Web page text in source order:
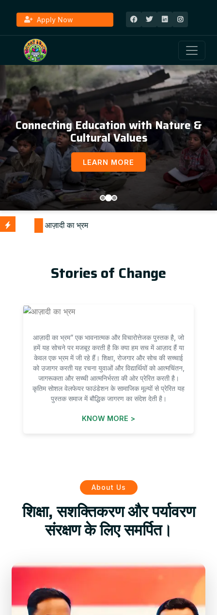
Apply Now
Connecting Education with Nature &
Cultural Values
LEARN MORE
Stories of Change
आज़ादी का भ्रम” एक भावनात्मक और विचारोत्तेजक पुस्तक है, जो
हमें यह सोचने पर मजबूर करती है कि क्या हम सच में आज़ाद हैं या
केवल एक भ्रम में जी रहे हैं। शिक्षा, रोजगार और सोच की सच्चाई
को उजागर करती यह रचना युवाओं और विद्यार्थियों को आत्मचिंतन,
जागरूकता और सच्ची आत्मनिर्भरता की ओर प्रेरित करती है।
कृतिम सोशल वेलफेयर फाउंडेशन के सामाजिक मूल्यों से प्रेरित यह
पुस्तक समाज में बौद्धिक जागरण का संदेश देती है।
KNOW MORE >
About Us
शिक्षा, सशक्तिकरण और पर्यावरण
संरक्षण के लिए समर्पित।